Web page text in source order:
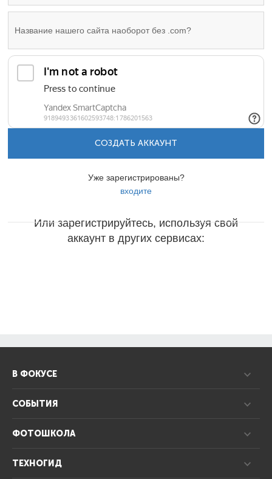
СОЗДАТЬ АККАУНТ
Уже зарегистрированы?
входите
Или зарегистрируйтесь, используя свой
аккаунт в других сервисах:
В ФОКУСЕ
СОБЫТИЯ
ФОТОШКОЛА
ТЕХНОГИД